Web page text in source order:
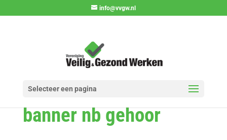
info@vvgw.nl
Selecteer een pagina
banner nb gehoor